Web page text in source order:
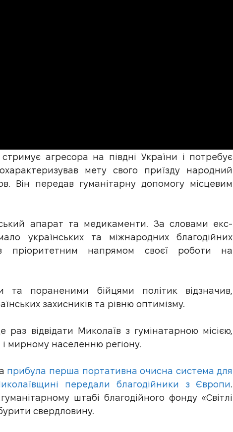
агресора на півдні України і потребує
мету свого приїзду народний
Він передав гуманітарну допомогу місцевим
апарат та медикаменти. За словами екс-
українських та міжнародних благодійних
пріоритетним напрямом своєї роботи на
та пораненими бійцями політик відзначив,
захисників та рівню оптимізму.
відвідати Миколаїв з гумінатарною місією,
мирному населенню регіону.
прибула перша портативна очисна система для
передали благодійники з Європи
штабі благодійного фонду «Світлі
свердловину.